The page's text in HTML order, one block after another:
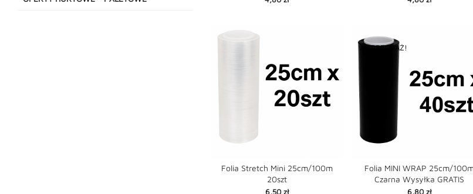
Folia Stretch Mini 25cm/100m
20szt
Cena
6,50 zł
WYPRZEDAŻ!
Folia MINI WRAP 25cm/
Czarna Wysyłka GRATIS
Cena
6,80 zł